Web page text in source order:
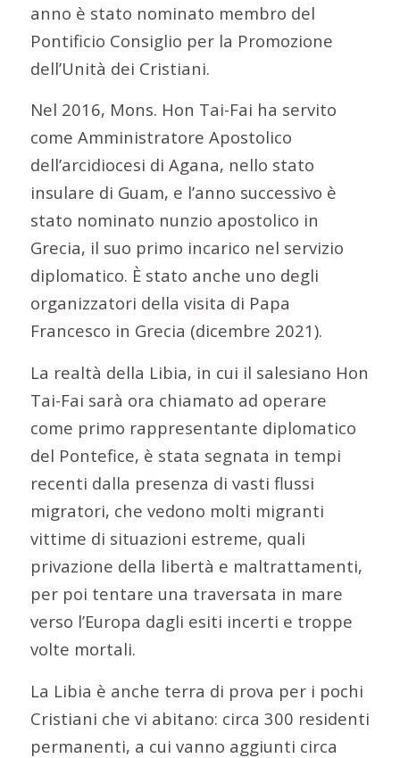
anno è stato nominato membro del
Pontificio Consiglio per la Promozione
dell’Unità dei Cristiani.
Nel 2016, Mons. Hon Tai-Fai ha servito
come Amministratore Apostolico
dell’arcidiocesi di Agana, nello stato
insulare di Guam, e l’anno successivo è
stato nominato nunzio apostolico in
Grecia, il suo primo incarico nel servizio
diplomatico. È stato anche uno degli
organizzatori della visita di Papa
Francesco in Grecia (dicembre 2021).
La realtà della Libia, in cui il salesiano Hon
Tai-Fai sarà ora chiamato ad operare
come primo rappresentante diplomatico
del Pontefice, è stata segnata in tempi
recenti dalla presenza di vasti flussi
migratori, che vedono molti migranti
vittime di situazioni estreme, quali
privazione ​​della libertà e maltrattamenti,
per poi tentare una traversata in mare
verso l’Europa dagli esiti incerti e troppe
volte mortali.
La Libia è anche terra di prova per i pochi
Cristiani che vi abitano: circa 300 residenti
permanenti, a cui vanno aggiunti circa